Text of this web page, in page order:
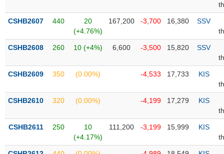
mới
yết
bổ
Hủy
yết
dõi
biệt
CSHB2607 440
20
(+4.76%)
167,200 -3,700 16,380
SSV
CSHB2608 260 10 (+4%) 6,600 -3,500 15,820
SSV
CSHB2609 350 (0.00%) -4,533 17,733
KIS
CSHB2610 320 (0.00%) -4,199 17,279
KIS
CSHB2611 250
10
(+4.17%)
111,200 -3,199 15,999
KIS
PHÁI
TRÁI
PHIẾU
CÔNG
CỤ
TƯ